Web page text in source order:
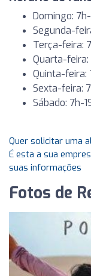
Domingo:
Segunda-
Terça-feira:
Quarta-feira:
Quinta-feira:
Sexta-feira:
Sábado: 7h-
Quer solicitar uma
É esta a sua
suas informações
Fotos de